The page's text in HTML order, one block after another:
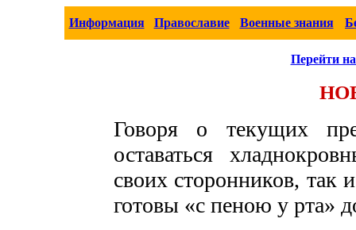
Информация Православие Военные знания
Перейти
Говоря о текущих
оставаться
своих сторонников, так
готовы «с пеною у рта»